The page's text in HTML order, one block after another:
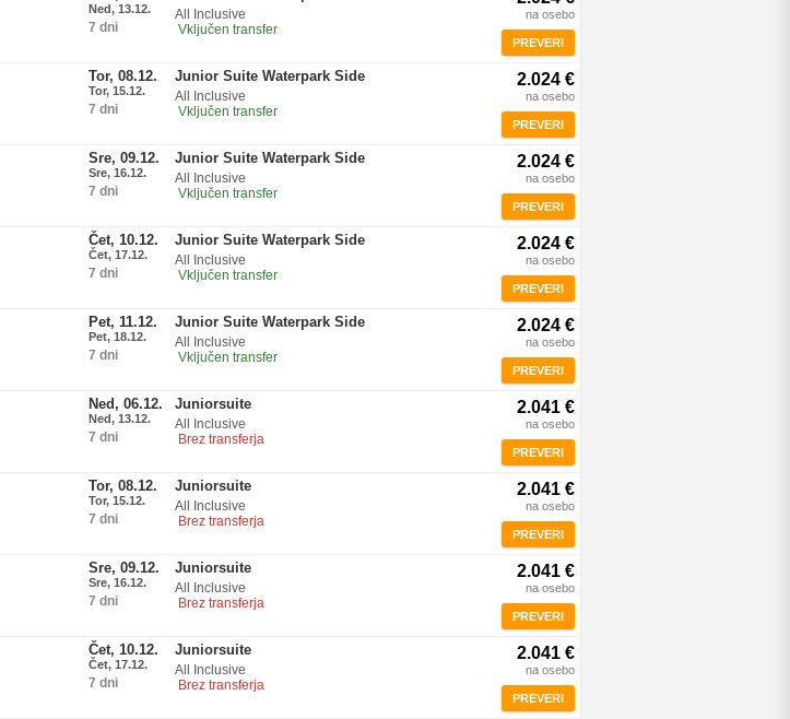
Ned, 13.12.
7 dni
All Inclusive
Vključen transfer
na osebo
PREVERI
Tor, 08.12.
Tor, 15.12.
7 dni
Junior Suite Waterpark Side
All Inclusive
Vključen transfer
2.024 €
na osebo
PREVERI
Sre, 09.12.
Sre, 16.12.
7 dni
Junior Suite Waterpark Side
All Inclusive
Vključen transfer
2.024 €
na osebo
PREVERI
Čet, 10.12.
Čet, 17.12.
7 dni
Junior Suite Waterpark Side
All Inclusive
Vključen transfer
2.024 €
na osebo
PREVERI
Pet, 11.12.
Pet, 18.12.
7 dni
Junior Suite Waterpark Side
All Inclusive
Vključen transfer
2.024 €
na osebo
PREVERI
Ned, 06.12.
Ned, 13.12.
7 dni
Juniorsuite
All Inclusive
Brez transferja
2.041 €
na osebo
PREVERI
Tor, 08.12.
Tor, 15.12.
7 dni
Juniorsuite
All Inclusive
Brez transferja
2.041 €
na osebo
PREVERI
Sre, 09.12.
Sre, 16.12.
7 dni
Juniorsuite
All Inclusive
Brez transferja
2.041 €
na osebo
PREVERI
Čet, 10.12.
Čet, 17.12.
7 dni
Juniorsuite
All Inclusive
Brez transferja
2.041 €
na osebo
PREVERI